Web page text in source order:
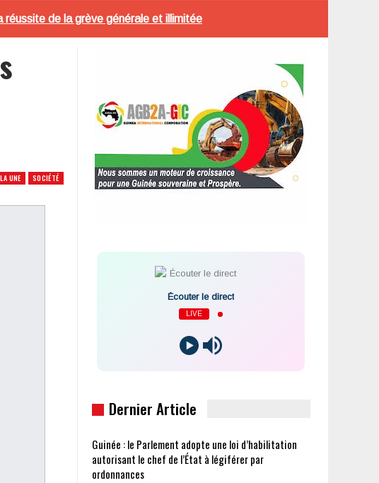
réussite de la grève générale et illimitée
UNE SOCIÉTÉ
Écouter le direct
LIVE
Dernier Article
Guinée : le Parlement adopte une loi d’habilitation
autorisant le chef de l’État à légiférer par
ordonnances